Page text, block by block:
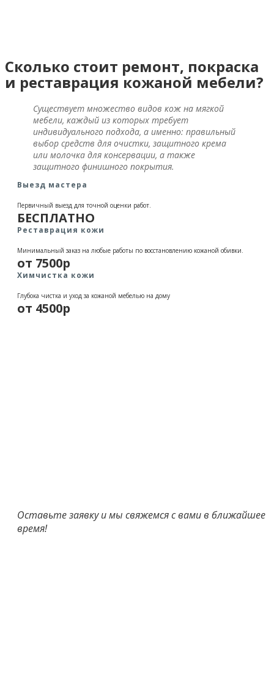
Сколько стоит ремонт, покраска
и реставрация кожаной мебели?
Существует множество видов кож на мягкой
мебели, каждый из которых требует
индивидуального подхода, а именно: правильный
выбор средств для очистки, защитного крема
или молочка для консервации, а также
защитного финишного покрытия.
Выезд мастера
Первичный выезд для точной оценки работ.
БЕСПЛАТНО
Реставрация кожи
Минимальный заказ на любые работы по восстановлению кожаной обивки.
от 7500р
Химчистка кожи
Глубока чистка и уход за кожаной мебелью на дому
от 4500р
Оставьте заявку и мы свяжемся с вами в ближайшее
время!